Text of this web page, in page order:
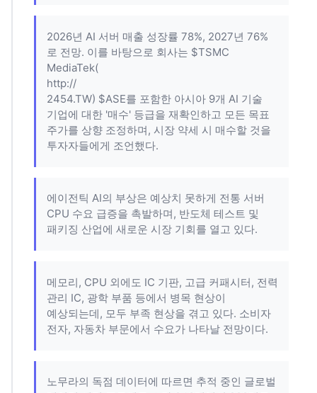
2026년 AI 서버 매출 성장률 78%, 2027년 76%
로 전망. 이를 바탕으로 회사는 $TSMC
MediaTek(
http://
2454.TW) $ASE를 포함한 아시아 9개 AI 기술
기업에 대한 '매수' 등급을 재확인하고 모든 목표
주가를 상향 조정하며, 시장 약세 시 매수할 것을
투자자들에게 조언했다.
에이전틱 AI의 부상은 예상치 못하게 전통 서버
CPU 수요 급증을 촉발하며, 반도체 테스트 및
패키징 산업에 새로운 시장 기회를 열고 있다.
메모리, CPU 외에도 IC 기판, 고급 커패시터, 전력
관리 IC, 광학 부품 등에서 병목 현상이
예상되는데, 모두 부족 현상을 겪고 있다. 소비자
전자, 자동차 부문에서 수요가 나타날 전망이다.
노무라의 독점 데이터에 따르면 추적 중인 글로벌